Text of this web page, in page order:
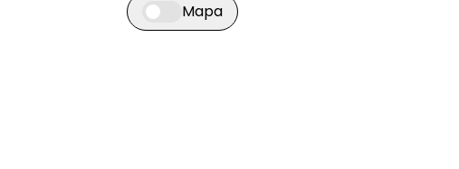
Przełącz widok mapy
Mapa